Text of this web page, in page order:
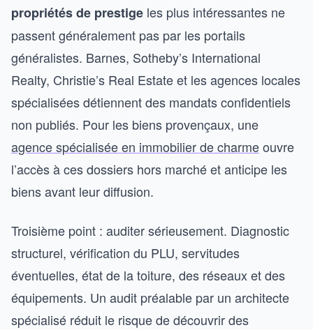
propriétés de prestige les plus intéressantes ne
passent généralement pas par les portails
généralistes. Barnes, Sotheby’s International
Realty, Christie’s Real Estate et les agences locales
spécialisées détiennent des mandats confidentiels
non publiés. Pour les biens provençaux, une
agence spécialisée en immobilier de charmeouvre
l’accès à ces dossiers hors marché et anticipe les
biens avant leur diffusion.
Troisième point : auditer sérieusement. Diagnostic
structurel, vérification du PLU, servitudes
éventuelles, état de la toiture, des réseaux et des
équipements. Un audit préalable par un architecte
spécialisé réduit le risque de découvrir des